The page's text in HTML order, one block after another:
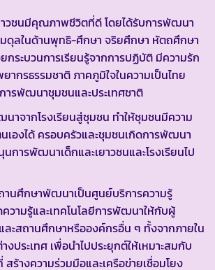
าวชนมีคุณภาพชีวิตที่ดี โดยได้รับการพัฒนา
ดุลในด้านพุทธิ-ศึกษา จริยศึกษา หัตถศึกษา
กระบวนการเรียนรู้จากการปฏิบัติ มีความรัก
ากรธรรมชาติ ภาคภูมิใจในความเป็นไทย
ารพัฒนาชุมชนและประเทศชาติ
าจากโรงเรียนสู่ชุมชน ทำให้ชุมชนมีความ
เองได้ ครอบครัวและชุมชนเกิดการพัฒนา
การพัฒนาเด็กและเยาวชนและโรงเรียนไป
านศึกษาพัฒนาเป็นศูนย์บริการความรู้
วามรู้และเทคโนโลยีการพัฒนาให้กับผู้
ะสถานศึกษาหรือองค์กรอื่น ๆ ทั้งจากภายใน
งประเทศ เพื่อนำไปประยุกต์ให้เหมาะสมกับ
ร้างความร่วมมือและเครือข่ายเชื่อมโยง